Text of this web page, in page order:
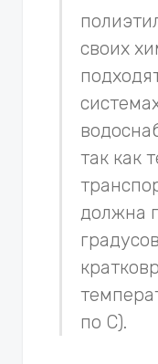
своих
так как
должна
по С).